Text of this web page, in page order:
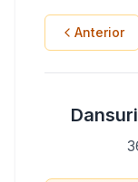
Anterior